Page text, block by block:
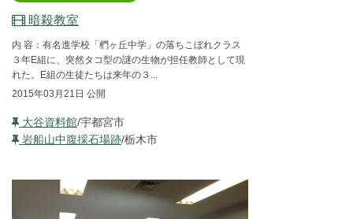
暗殺教室
内 容：有名進学校「椚ヶ丘中学」の落ちこぼれクラス
３年E組に、突然タコ型の謎の生物が担任教師として現
れた。E組の生徒たちは来年の３...
2015年03月21日 公開
大谷資料館/宇都宮市
岩船山中腹採石場跡/栃木市